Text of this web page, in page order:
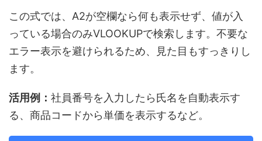
この式では、A2が空欄なら何も表示せず、値が入
っている場合のみVLOOKUPで検索します。不要な
エラー表示を避けられるため、見た目もすっきりし
ます。
活用例： 社員番号を入力したら氏名を自動表示す
る、商品コードから単価を表示するなど。